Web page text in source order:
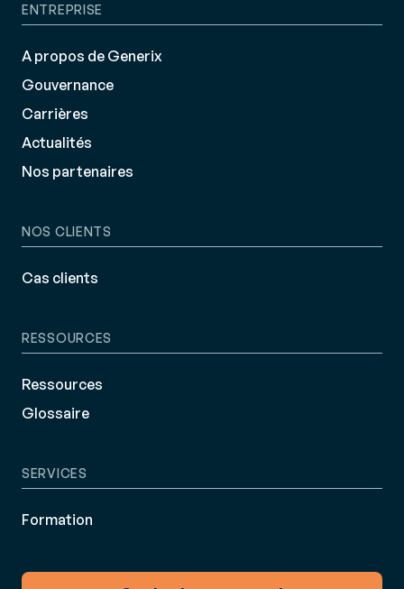
ENTREPRISE
A propos de Generix
Gouvernance
Carrières
Actualités
Nos partenaires
NOS CLIENTS
Cas clients
RESSOURCES
Ressources
Glossaire
SERVICES
Formation